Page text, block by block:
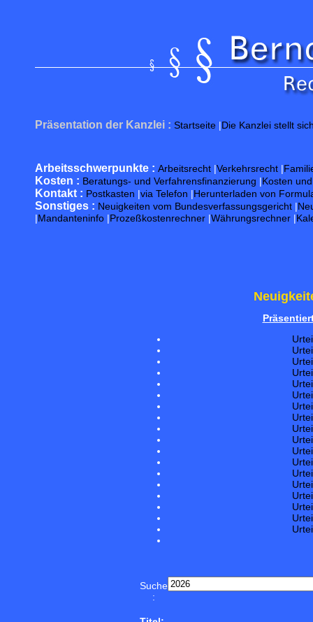
Präsentation der Kanzlei : Startseite |Die Kanzlei stellt
Arbeitsschwerpunkte : Arbeitsrecht |Verkehrsrecht |
Kosten : Beratungs- und Verfahrensfinanzierung |Kosten
Kontakt : Postkasten |via Telefon |Herunterladen von
Sonstiges : Neuigkeiten vom Bundesverfassungsgericht |
|Mandanteninfo |Prozeßkostenrechner |Währungsrechner |
Suche
: